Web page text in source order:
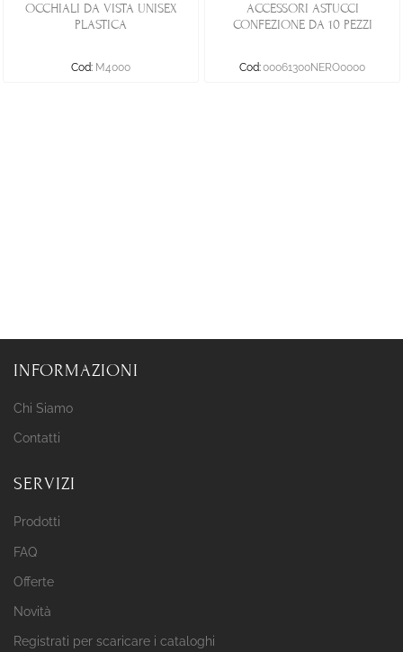
OCCHIALI DA VISTA UNISEX
PLASTICA
Cod: M4000
ACCESSORI ASTUCCI
CONFEZIONE DA 10 PEZZI
Cod:00061300NERO0000
INFORMAZIONI
Chi Siamo
Contatti
SERVIZI
Prodotti
FAQ
Offerte
Novità
Registrati per scaricare i cataloghi